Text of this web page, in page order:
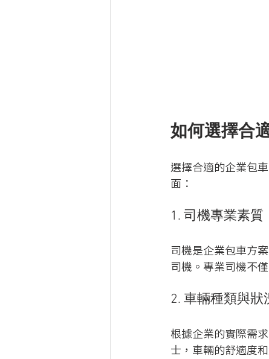
如何選擇合
選擇合適的企業包
面：
1. 司機專業素質
司機是企業包車方
司機。專業司機不
2. 車輛種類與狀
根據企業的實際需
士，車輛的舒適度